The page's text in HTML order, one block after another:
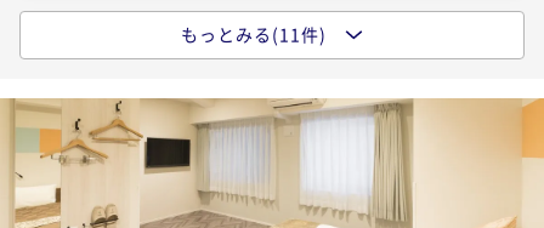
デジタルギフト1000円分付プラン☆ 今だけ11時レイ
朝食付き 現地決済可 事前決済可
IN 15:00 - 29:00 OUT11:00
最大37％OFF
2名 ¥ 11,718 ~
ベーシックステイ (朝食ビュッフェ付)
朝食付き 現地決済可 事前決済可
IN 15:00 - 29:00 OUT10:00
ポイント即利用で
最大37％OFF
2名 ¥ 10,546 ~
もっとみる(11件)